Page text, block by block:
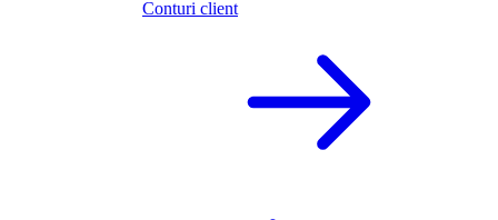
Conturi client